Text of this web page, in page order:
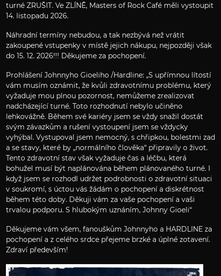
turné ZRUŠIT. Ve ZLÍNĚ, Masters of Rock Café měli vystoupit
14. listopadu 2026.
Náhradní termíny nebudou, a tak nezbývá než vrátit
zakoupené vstupenky v místě jejich nákupu, nejpozději však
do 15. 12. 2026!!! Děkujeme za pochopení.
Prohlášení Johnnyho Gioeliho /Hardline: „S upřímnou lítostí
vám musím oznámit, že kvůli zdravotnímu problému, který
vyžaduje mou plnou pozornost, nemůžeme zrealizovat
nadcházející turné. Toto rozhodnutí nebylo učiněno
lehkovážně. Během své kariéry jsem se vždy snažil dostát
svým závazkům a rušení vystoupení jsem se vždycky
vyhýbal. Vystupoval jsem nemocný, s chřipkou, bolestmi zad
a se stavy, které by „normálního člověka“ připravily o život.
Tento zdravotní stav však vyžaduje čas a léčbu, která
bohužel musí být naplánována během plánovaného turné. I
když jsem se rozhodl udržet podrobnosti o zdravotní situaci
v soukromí, s úctou vás žádám o pochopení a diskrétnost
během této doby. Děkuji vám za vaše pochopení a vaši
trvalou podporu. S hlubokým uznáním, Johnny Gioeli“
Děkujeme vám všem, fanouškům Johnnyho a HARDLINE za
pochopení a z celého srdce přejeme brzké a úplné zotavení.
Zdraví především!